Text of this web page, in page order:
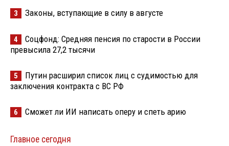
3 Законы, вступающие в силу в августе
4
Соцфонд: Средняя пенсия по старости в России
превысила 27,2 тысячи
5
Путин расширил список лиц с судимостью для
заключения контракта с ВС РФ
6 Сможет ли ИИ написать оперу и спеть арию
Главное сегодня